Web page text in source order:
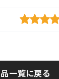
一覧に戻る